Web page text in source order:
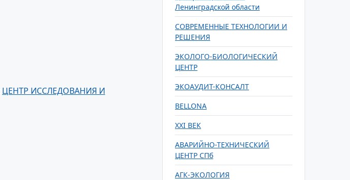
ЦЕНТР ИССЛЕДОВАНИЯ И
Ленинградской области
СОВРЕМЕННЫЕ ТЕХНОЛОГИИ И
РЕШЕНИЯ
ЭКОЛОГО-БИОЛОГИЧЕСКИЙ
ЦЕНТР
ЭКОАУДИТ-КОНСАЛТ
BELLONA
XXI ВЕК
АВАРИЙНО-ТЕХНИЧЕСКИЙ
ЦЕНТР СПб
АГК-ЭКОЛОГИЯ